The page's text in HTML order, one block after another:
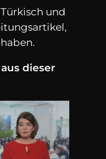
und
dieser